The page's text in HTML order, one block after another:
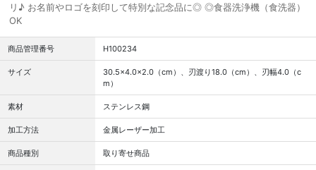
リ♪ お名前やロゴを刻印して特別な記念品に◎ ◎食器洗浄機（食洗器）
OK
商品管理番号 H100234
サイズ
30.5×4.0×2.0（cm）、刃渡り18.0（cm）、刃幅4.0（c
m）
素材 ステンレス鋼
加工方法 金属レーザー加工
商品種別 取り寄せ商品